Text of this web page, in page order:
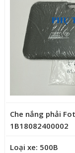
Che nắng phải
1B18082400002
Loại xe: 500B